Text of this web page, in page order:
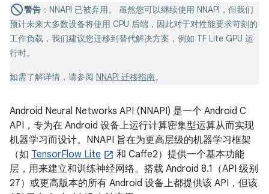
警告 ：NNAPI 已被弃用。 虽然您可以继续使用 NNAPI，但我们
预计未来大多数设备将使用 CPU 后端，因此对于对性能要求苛刻的
工作负载，我们建议您迁移到替代解决方案，例如 TF Lite GPU 运
行时。
如需了解详情，请参阅 NNAPI 迁移指南。
Android Neural Networks API (NNAPI) 是一个 Android C
API，专为在 Android 设备上运行计算密集型运算从而实现
机器学习而设计。NNAPI 旨在为更高层级的机器学习框架
（如 TensorFlow Lite
和 Caffe2）提供一个基本功能
层，用来建立和训练神经网络。搭载 Android 8.1（API 级别
27）或更高版本的所有 Android 设备上都提供该 API，但该